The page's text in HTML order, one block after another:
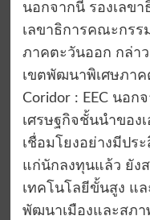
นอกจากนี้ รองเลข
เลขาธิการคณะกรร
ภาคตะวันออก กล่า
เขตพัฒนาพิเศษภาค
Coridor : EEC นอก
เศรษฐกิจชั้นนำของ
เชื่อมโยงอย่างมีปร
แก่นักลงทุนแล้ว ยัง
เทคโนโลยีขั้นสูง แล
พัฒนาเมืองและสภ